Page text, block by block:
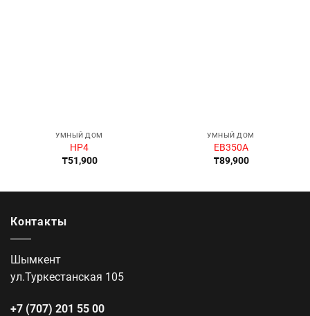
УМНЫЙ ДОМ
HP4
₸51,900
УМНЫЙ ДОМ
EB350A
₸89,900
Контакты
Шымкент
ул.Туркестанская 105
+7 (707) 201 55 00